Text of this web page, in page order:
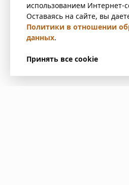
использованием Интернет-
Оставаясь на сайте, вы
Политики в отношении
данных.
Принять все cookie